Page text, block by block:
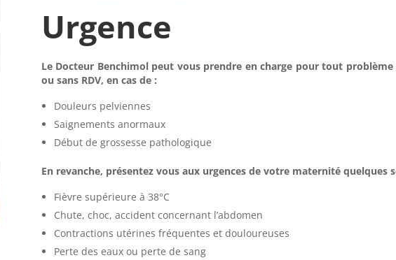
Urgence
Le Docteur Benchimol peut vous prendre en charge pour tout
ou sans RDV, en cas de :
Douleurs pelviennes
Saignements anormaux
Début de grossesse pathologique
En revanche, présentez vous aux urgences de votre maternité quelques
Fièvre supérieure à 38°C
Chute, choc, accident concernant l’abdomen
Contractions utérines fréquentes et douloureuses
Perte des eaux ou perte de sang